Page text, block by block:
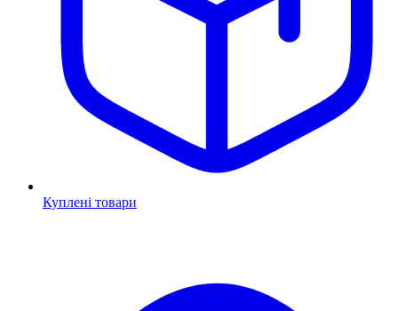
Куплені товари